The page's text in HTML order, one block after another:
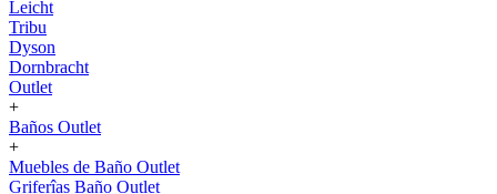
Leicht
Tribu
Dyson
Dornbracht
Outlet
+
Baños Outlet
+
Muebles de Baño Outlet
Griferîas Baño Outlet